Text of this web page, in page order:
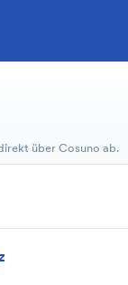
über Cosuno ab.